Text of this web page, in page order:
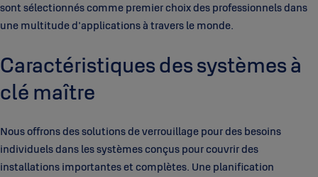
sont sélectionnés comme premier choix des professionnels dans
une multitude d'applications à travers le monde.
Caractéristiques des systèmes à
clé maître
Nous offrons des solutions de verrouillage pour des besoins
individuels dans les systèmes conçus pour couvrir des
installations importantes et complètes. Une planification